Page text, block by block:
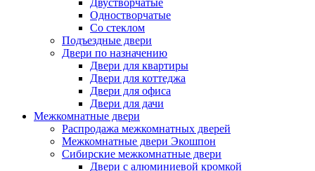
Двустворчатые
Одностворчатые
Со стеклом
Подъездные двери
Двери по назначению
Двери для квартиры
Двери для коттеджа
Двери для офиса
Двери для дачи
Межкомнатные двери
Распродажа межкомнатных дверей
Межкомнатные двери Экошпон
Сибирские межкомнатные двери
Двери с алюминиевой кромкой